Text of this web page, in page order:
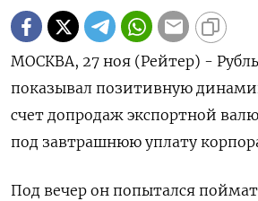
МОСКВА, 27 ноя (Рейтер) - Рубль
показывал позитивную
счет допродаж экспортной
под завтрашнюю уплату
Под вечер он попытался